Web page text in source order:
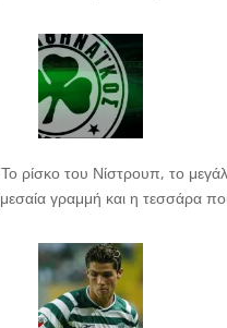
ρίσκο του Νίστρουπ, το
γραμμή και η τεσσάρα